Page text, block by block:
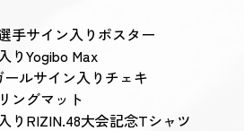
手サイン入りポスター
りYogibo Max
ルサイン入りチェキ
ングマット
りRIZIN.48大会記念Tシャツ